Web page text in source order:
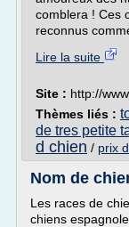
comblera ! Ces
reconnus
Lire la suite
Site : http://
Thèmes liés :
de tres petite
d chien / prix
Nom de
Les races de
chiens